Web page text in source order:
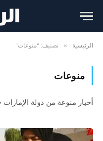
الرئيسية » تصنيف: "منوعات"
منوعات
أخبار منوعة من دولة